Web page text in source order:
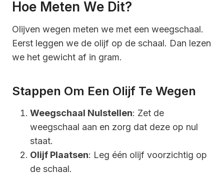
Hoe Meten We Dit?
Olijven wegen meten we met een weegschaal.
Eerst leggen we de olijf op de schaal. Dan lezen
we het gewicht af in gram.
Stappen Om Een Olijf Te Wegen
Weegschaal Nulstellen: Zet de
weegschaal aan en zorg dat deze op nul
staat.
Olijf Plaatsen: Leg één olijf voorzichtig op
de schaal.